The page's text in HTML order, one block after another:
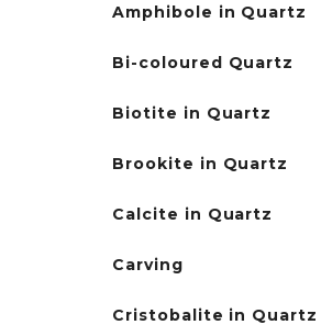
Amphibole in Quartz
Bi-coloured Quartz
Biotite in Quartz
Brookite in Quartz
Calcite in Quartz
Carving
Cristobalite in Quartz